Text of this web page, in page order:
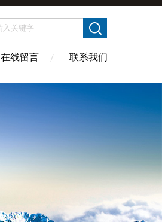
在线留言 联系我们